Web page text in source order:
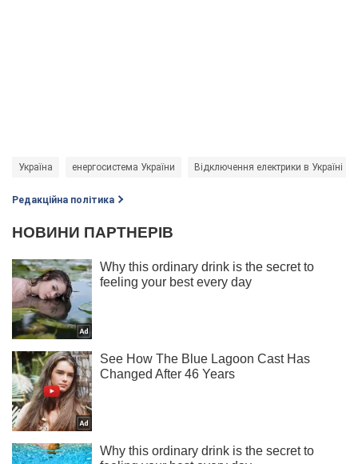
Україна енергосистема України Відключення електрики в Україні
Редакційна політика